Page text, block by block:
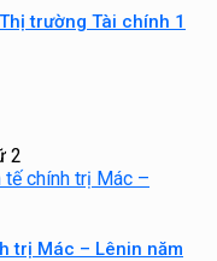
trường Tài chính 1
2
trị Mác – Lênin năm